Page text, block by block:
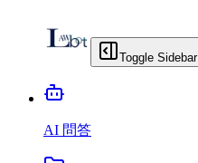
Toggle Sidebar
AI 問答